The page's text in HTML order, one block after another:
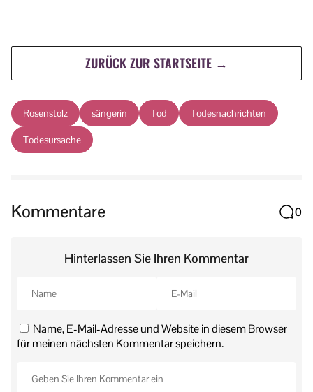
ZURÜCK ZUR STARTSEITE →
Rosenstolz sängerin Tod Todesnachrichten
Todesursache
Kommentare 0
Hinterlassen Sie Ihren Kommentar
Name, E-Mail-Adresse und Website in diesem Browser
für meinen nächsten Kommentar speichern.